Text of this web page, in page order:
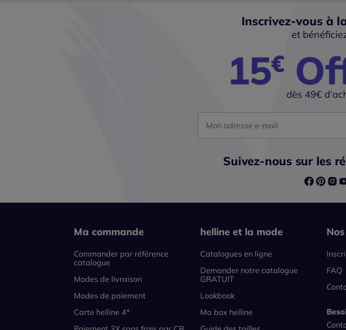
Inscrivez-vous à
et
Suivez-nous sur les
Ma commande
Commander par référence
catalogue
Modes de livraison
Modes de paiement
Carte helline 4*
helline et la mode
Catalogues en ligne
Demander notre catalogue
GRATUIT
Lookbook
Ma box helline
FAQ